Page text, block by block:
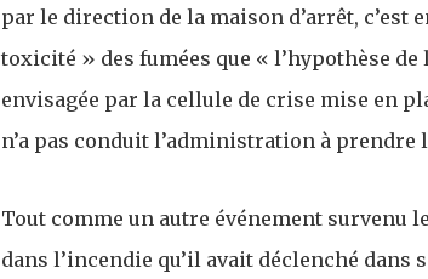
par le direction de la maison d’arrêt, c’est
toxicité » des fumées que « l’hypothèse de
envisagée par la cellule de crise mise en
n’a pas conduit l’administration à prendre
Tout comme un autre événement survenu
dans l’incendie qu’il avait déclenché